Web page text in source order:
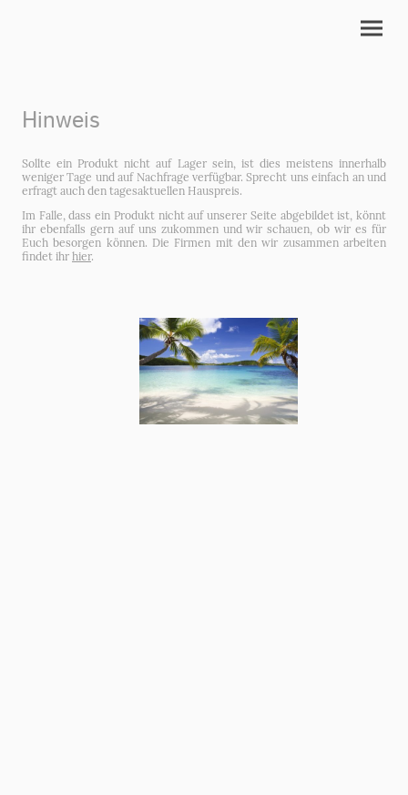
Hinweis
Sollte ein Produkt nicht auf Lager sein, ist dies meistens innerhalb
weniger Tage und auf Nachfrage verfügbar. Sprecht uns einfach an und
erfragt auch den tagesaktuellen Hauspreis.
Im Falle, dass ein Produkt nicht auf unserer Seite abgebildet ist, könnt
ihr ebenfalls gern auf uns zukommen und wir schauen, ob wir es für
Euch besorgen können. Die Firmen mit den wir zusammen arbeiten
findet ihr hier.